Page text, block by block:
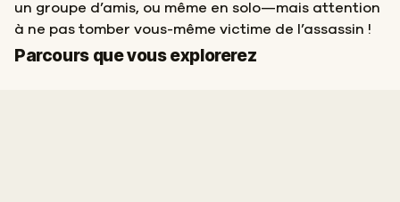
un groupe d’amis, ou même en solo—mais attention
à ne pas tomber vous-même victime de l’assassin !
Parcours que vous explorerez
Départ
Arrivée